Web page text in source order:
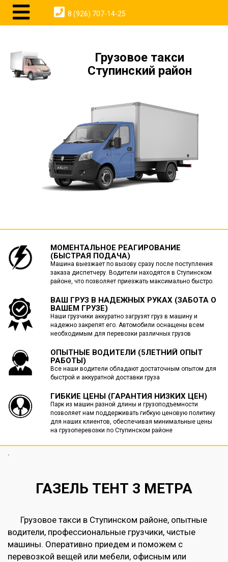
Грузовое такси
Ступинский район
8 (926) 707-14-25
МОМЕНТАЛЬНОЕ РЕАГИРОВАНИЕ
(БЫСТРАЯ ПОДАЧА)
Машина выезжает по вызову сразу после поступления
заказа диспетчеру. Водители находятся в Ступинском
районе, что позволяет приезжать максимально быстро.
ВАШ ГРУЗ В НАДЕЖНЫХ РУКАХ (ЗАБОТА О
ВАШЕМ ГРУЗЕ)
Наши грузчики аккуратно загрузят груз в машину и
надежно закрепят его. Автомобили оснащены всем
необходимым для перевозки различных грузов
ОПЫТНЫЕ ВОДИТЕЛИ (5ЛЕТНИЙ ОПЫТ
РАБОТЫ)
Все наши водители обладают достаточным опытом для
быстрой и аккуратной доставки груза
ГИБКИЕ ЦЕНЫ (ГАРАНТИЯ НИЗКИХ ЦЕН)
Парк из машин разной длины и грузоподъемности
позволяет нам поддерживать гибкую ценовую политику
для наших клиентов, обеспечивая минимальные цены
на грузоперевозки по Ступинском районе
.
ГАЗЕЛЬ ТЕНТ 3 МЕТРА
Грузовое такси в Ступинском районе, опытные
водители, профессиональные грузчики, чистые
машины. Оперативно приедем и поможем с
перевозкой вещей или мебели, офисным или